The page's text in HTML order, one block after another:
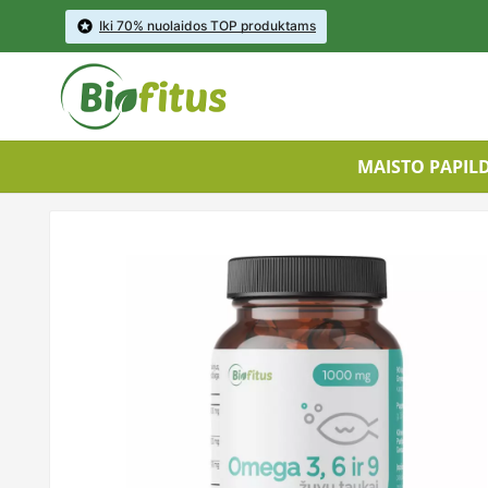
 Iki 70% nuolaidos TOP produktams
MAISTO